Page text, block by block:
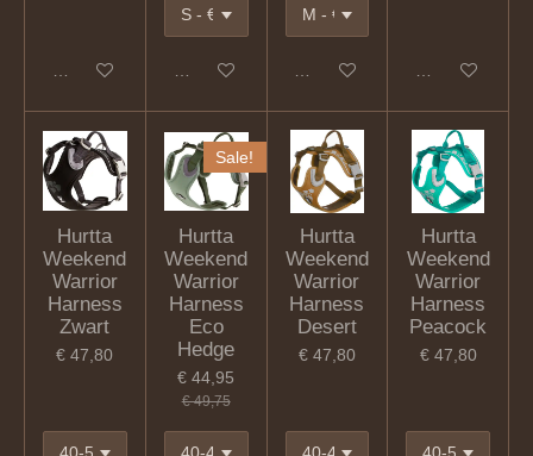
In winkelwagen In winkelwagen In winkelwagen In winkelwagen
Hurtta
Weekend
Warrior
Harness
Zwart
€ 47,80
Sale!
Hurtta
Weekend
Warrior
Harness
Eco
Hedge
€ 44,95
€ 49,75
Hurtta
Weekend
Warrior
Harness
Desert
€ 47,80
Hurtta
Weekend
Warrior
Harness
Peacock
€ 47,80